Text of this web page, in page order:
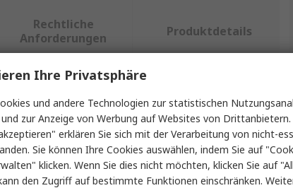
Rechtliche
Anforderungen
Produktdetails
mehrere Eigenschaften auswählen.
Wert
MikroElektronika
Ihre Privatsphäre
und andere Technologien zur statistischen
zur Anzeige von Werbung auf Websites von
erklären Sie sich mit der Verarbeitung von nicht-
Sie können Ihre Cookies auswählen, indem Sie auf
klicken. Wenn Sie dies nicht möchten, klicken Sie auf
den Zugriff auf bestimmte Funktionen einschränken.